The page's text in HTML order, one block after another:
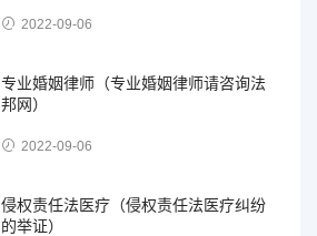
2022-09-06
专业婚姻律师（专业婚姻律师请咨询法
邦网）
2022-09-06
侵权责任法医疗（侵权责任法医疗纠纷
的举证）